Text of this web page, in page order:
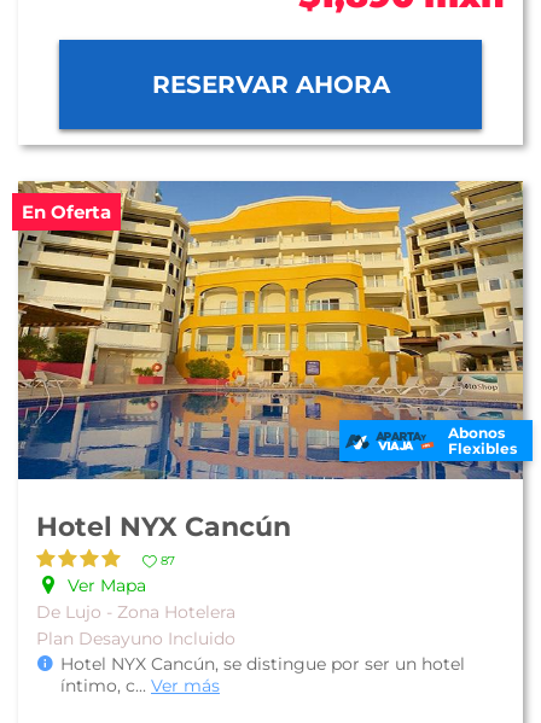
RESERVAR AHORA
En Oferta
Abonos
Flexibles
Hotel NYX Cancún
87
Ver Mapa
De Lujo - Zona Hotelera
Plan Desayuno Incluido
Hotel NYX Cancún, se distingue por ser un hotel
íntimo, c... Ver más